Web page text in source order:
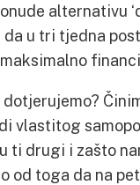
alternativu
da u tri tjedna
dotjerujemo?
vlastitog
ti drugi i zašto
od toga da na